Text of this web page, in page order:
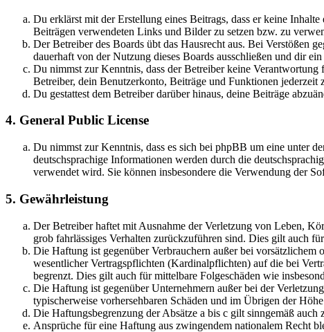
Du erklärst mit der Erstellung eines Beitrags, dass er keine
Beiträgen verwendeten Links und Bilder zu setzen bzw. zu
Der Betreiber des Boards übt das Hausrecht aus. Bei Verstößen
dauerhaft von der Nutzung dieses Boards ausschließen und dir
Du nimmst zur Kenntnis, dass der Betreiber keine
Betreiber, dein Benutzerkonto, Beiträge und Funktionen jederzeit
Du gestattest dem Betreiber darüber hinaus, deine Beiträge
4. General Public License
Du nimmst zur Kenntnis, dass es sich bei phpBB um eine unter
deutschsprachige Informationen werden durch die
verwendet wird. Sie können insbesondere die Verwendung der
5. Gewährleistung
Der Betreiber haftet mit Ausnahme der Verletzung von Leben,
grob fahrlässiges Verhalten zurückzuführen sind. Dies gilt auch
Die Haftung ist gegenüber Verbrauchern außer bei
wesentlicher Vertragspflichten (Kardinalpflichten) auf die bei
begrenzt. Dies gilt auch für mittelbare Folgeschäden wie
Die Haftung ist gegenüber Unternehmern außer bei der
typischerweise vorhersehbaren Schäden und im Übrigen der
Die Haftungsbegrenzung der Absätze a bis c gilt sinngemäß
Ansprüche für eine Haftung aus zwingendem nationalem Recht